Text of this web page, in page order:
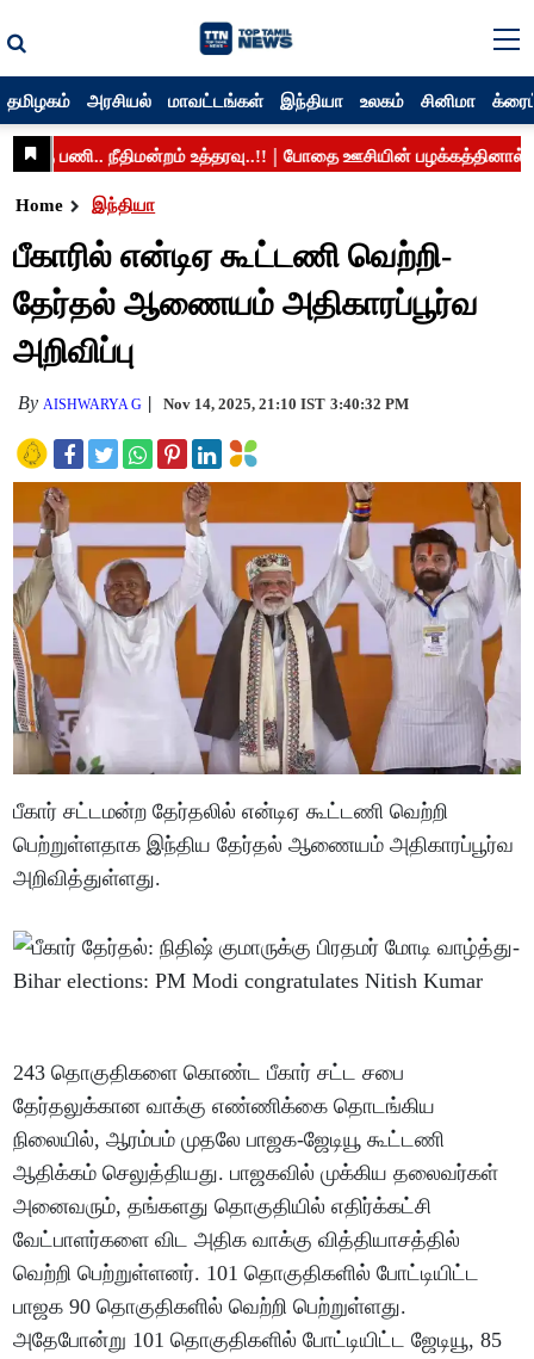
தமிழகம் அரசியல் மாவட்டங்கள் இந்தியா உலகம் சினிமா
Home இந்தியா
பீகாரில் என்டிஏ கூட்டணி வெற்றி-
தேர்தல் ஆணையம் அதிகாரப்பூர்வ
அறிவிப்பு
By AISHWARYA G Nov 14, 2025, 21:10 IST 3:40:32 PM
பீகார் சட்டமன்ற தேர்தலில் என்டிஏ கூட்டணி வெற்றி
பெற்றுள்ளதாக இந்திய தேர்தல் ஆணையம் அதிகாரப்பூர்வ
அறிவித்துள்ளது.
243 தொகுதிகளை கொண்ட பீகார் சட்ட சபை
தேர்தலுக்கான வாக்கு எண்ணிக்கை தொடங்கிய
நிலையில், ஆரம்பம் முதலே பாஜக-ஜேடியூ கூட்டணி
ஆதிக்கம் செலுத்தியது. பாஜகவில் முக்கிய தலைவர்கள்
அனைவரும், தங்களது தொகுதியில் எதிர்க்கட்சி
வேட்பாளர்களை விட அதிக வாக்கு வித்தியாசத்தில்
வெற்றி பெற்றுள்ளனர். 101 தொகுதிகளில் போட்டியிட்ட
பாஜக 90 தொகுதிகளில் வெற்றி பெற்றுள்ளது.
அதேபோன்று 101 தொகுதிகளில் போட்டியிட்ட ஜேடியூ, 85